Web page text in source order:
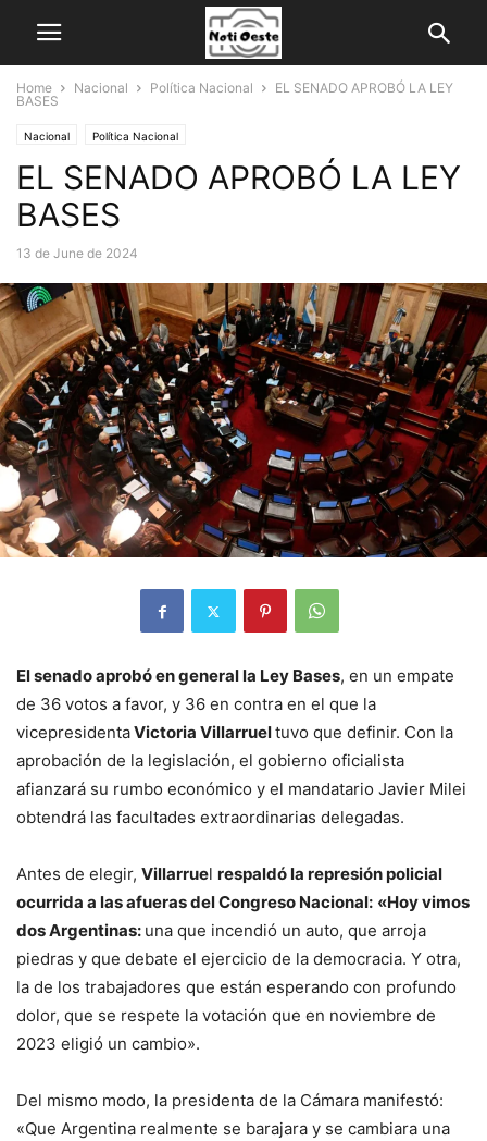
Home Nacional Política Nacional
EL SENADO APROBÓ LA LEY
BASES
Nacional Política Nacional
EL SENADO APROBÓ LA LEY
BASES
13 de June de 2024
El senado aprobó en general la Ley Bases, en un empate
de 36 votos a favor, y 36 en contra en el que la
vicepresidentaVictoria Villarrueltuvo que definir. Con la
aprobación de la legislación, el gobierno oficialista
afianzará su rumbo económico y el mandatario Javier Milei
obtendrá las facultades extraordinarias delegadas.
Antes de elegir, Villarruel respaldó la represión policial
ocurrida a las afueras del Congreso Nacional: «Hoy vimos
dos Argentinas: una que incendió un auto, que arroja
piedras y que debate el ejercicio de la democracia. Y otra,
la de los trabajadores que están esperando con profundo
dolor, que se respete la votación que en noviembre de
2023 eligió un cambio».
Del mismo modo, la presidenta de la Cámara manifestó:
«Que Argentina realmente se barajara y se cambiara una